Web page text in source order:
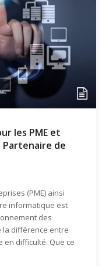
les PME et
Partenaire de
(PME) ainsi
informatique est
des
différence entre
difficulté. Que ce